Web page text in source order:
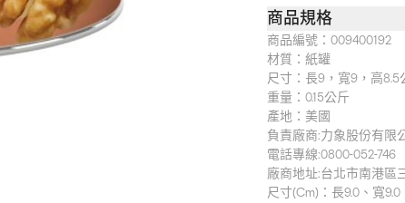
商品規格
商品編號： 009400192
材質： 紙罐
尺寸： 長9，寬9，高8.5
重量： 0.15公斤
產地： 美國
負責廠商:力象股份有限
電話專線:0800-052-746
廠商地址:台北市南港區
尺寸(cm)：長9.0、寬9.0